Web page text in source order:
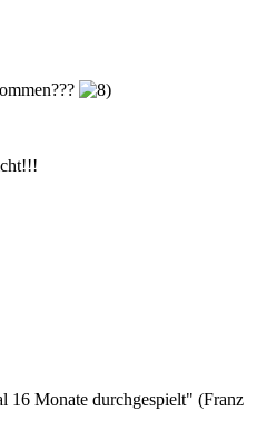
16 Monate durchgespielt" (Franz